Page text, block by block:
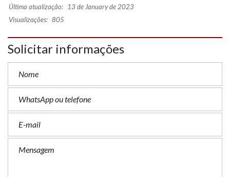
Última atualização:
13 de January de 2023
Visualizações: 805
Solicitar informações